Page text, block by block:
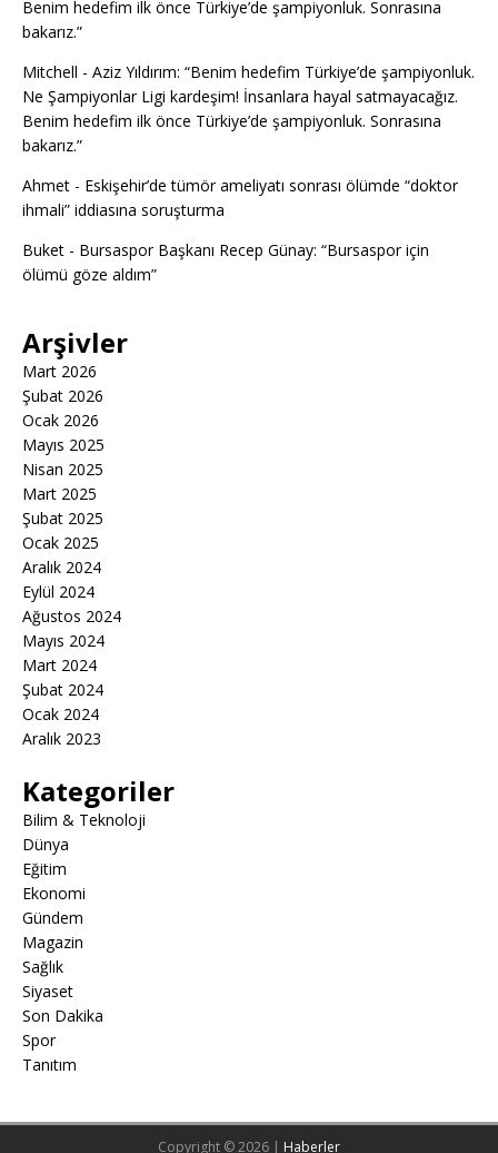
Benim hedefim ilk önce Türkiye’de şampiyonluk. Sonrasına
bakarız.”
Mitchell - Aziz Yıldırım: “Benim hedefim Türkiye’de şampiyonluk.
Ne Şampiyonlar Ligi kardeşim! İnsanlara hayal satmayacağız.
Benim hedefim ilk önce Türkiye’de şampiyonluk. Sonrasına
bakarız.”
Ahmet - Eskişehir’de tümör ameliyatı sonrası ölümde “doktor
ihmali” iddiasına soruşturma
Buket - Bursaspor Başkanı Recep Günay: “Bursaspor için
ölümü göze aldım”
Arşivler
Mart 2026
Şubat 2026
Ocak 2026
Mayıs 2025
Nisan 2025
Mart 2025
Şubat 2025
Ocak 2025
Aralık 2024
Eylül 2024
Ağustos 2024
Mayıs 2024
Mart 2024
Şubat 2024
Ocak 2024
Aralık 2023
Kategoriler
Bilim & Teknoloji
Dünya
Eğitim
Ekonomi
Gündem
Magazin
Sağlık
Siyaset
Son Dakika
Spor
Tanıtım
Copyright © 2026 | Haberler